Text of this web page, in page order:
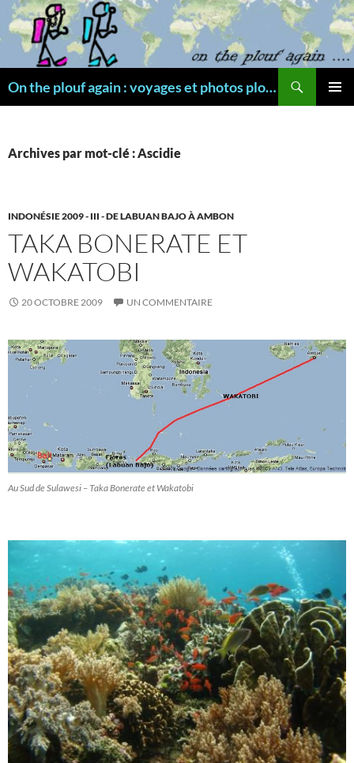
Aller
au
contenu
On the plouf again : voyages et photos plongée
Archives par mot-clé : Ascidie
INDONÉSIE 2009 - III - DE LABUAN BAJO À AMBON
TAKA BONERATE ET
WAKATOBI
20 OCTOBRE 2009 UN COMMENTAIRE
Au Sud de Sulawesi – Taka Bonerate et Wakatobi